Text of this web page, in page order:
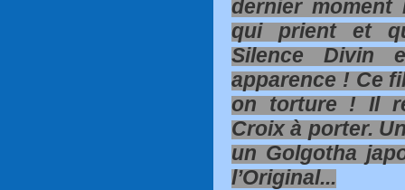
dernier moment
qui prient et
Silence Divin
apparence ! Ce
on torture ! Il
Croix à porter.
un Golgotha
l’Original...